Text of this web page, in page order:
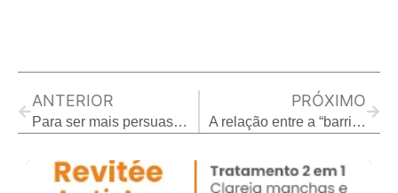
ANTERIOR
Para ser mais persuasivo, fale com as mãos – mas com gestos significativos.
PRÓXIMO
A relação entre a “barriga de cerveja” e problemas no coração (Revista Galileu)